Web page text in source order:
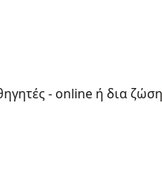
- online ή δια